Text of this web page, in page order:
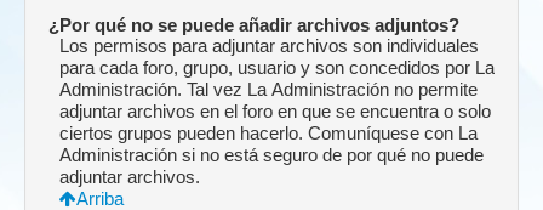
¿Por qué no se puede añadir archivos adjuntos?
Los permisos para adjuntar archivos son individuales
para cada foro, grupo, usuario y son concedidos por La
Administración. Tal vez La Administración no permite
adjuntar archivos en el foro en que se encuentra o solo
ciertos grupos pueden hacerlo. Comuníquese con La
Administración si no está seguro de por qué no puede
adjuntar archivos.
Arriba